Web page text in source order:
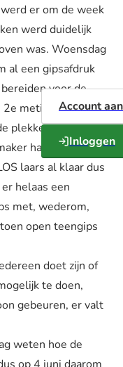
Account
Inloggen
er om de week
werd duidelijk
was. Woensdag
al een gipsafdruk
voor de
meting waarbij
plekken op de voet
had
laars al klaar dus
helaas een
met, wederom,
open teengips
doet zijn of
te doen,
gebeuren, er valt
weten hoe de